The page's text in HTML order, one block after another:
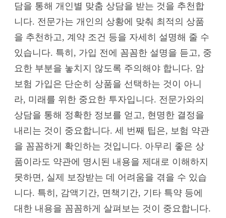
담을 통해 개인별 맞춤 상담을 받는 것을 추천합
니다. 전문가는 개인의 상황에 맞춰 최적의 상품
을 추천하고, 계약 조건 등을 자세히 설명해 줄 수
있습니다. 특히, 가입 전에 꼼꼼한 설명을 듣고, 중
요한 부분을 놓치지 않도록 주의해야 합니다. 암
보험 가입은 단순히 상품을 선택하는 것이 아니
라, 미래를 위한 중요한 투자입니다. 전문가와의
상담을 통해 정확한 정보를 얻고, 현명한 결정을
내리는 것이 중요합니다. 세 번째 팁은, 보험 약관
을 꼼꼼하게 확인하는 것입니다. 아무리 좋은 상
품이라도 약관에 명시된 내용을 제대로 이해하지
못하면, 실제 보장받는 데 어려움을 겪을 수 있습
니다. 특히, 감액기간, 면책기간, 기타 특약 등에
대한 내용을 꼼꼼하게 살펴보는 것이 중요합니다.